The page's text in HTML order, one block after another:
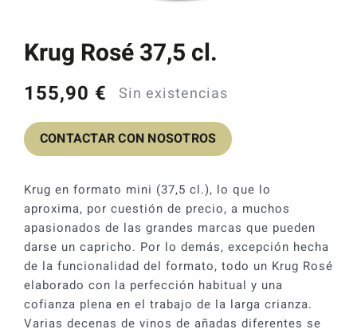
Krug Rosé 37,5 cl.
155,90 € Sin existencias
CONTACTAR CON NOSOTROS
Krug en formato mini (37,5 cl.), lo que lo
aproxima, por cuestión de precio, a muchos
apasionados de las grandes marcas que pueden
darse un capricho. Por lo demás, excepción hecha
de la funcionalidad del formato, todo un Krug Rosé
elaborado con la perfección habitual y una
cofianza plena en el trabajo de la larga crianza.
Varias decenas de vinos de añadas diferentes se